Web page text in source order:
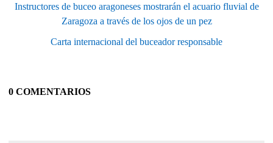
Instructores de buceo aragoneses mostrarán el acuario fluvial de
Zaragoza a través de los ojos de un pez
Carta internacional del buceador responsable
0 COMENTARIOS